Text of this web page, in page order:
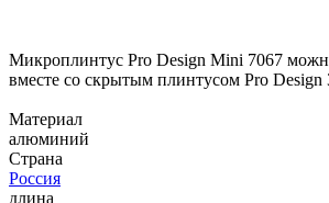
Микроплинтус Pro Design Mini 7067
вместе со скрытым плинтусом Pro Design
Материал
алюминий
Страна
Россия
длина